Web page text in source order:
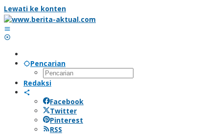
Lewati ke konten
Pencarian
Redaksi
Facebook
Twitter
Pinterest
RSS